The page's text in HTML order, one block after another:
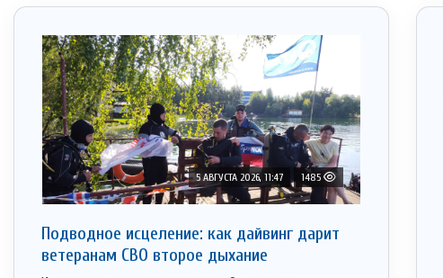
5 АВГУСТА 2026, 11:47 1485
Подводное исцеление: как дайвинг дарит
ветеранам СВО второе дыхание